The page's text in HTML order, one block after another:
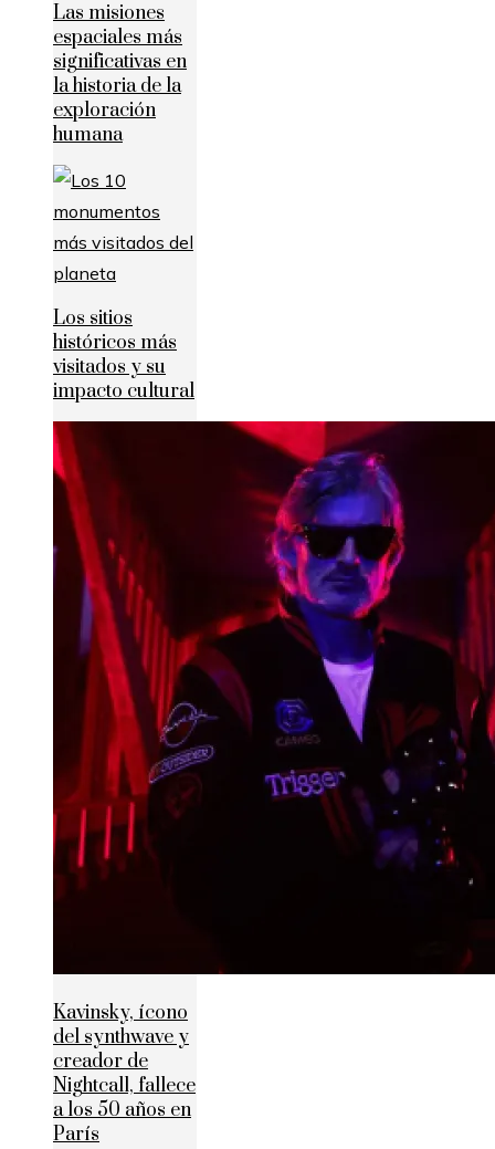
Las misiones
espaciales más
significativas en
la historia de la
exploración
humana
Los sitios
históricos más
visitados y su
impacto cultural
Kavinsky, ícono
del synthwave y
creador de
Nightcall, fallece
a los 50 años en
París